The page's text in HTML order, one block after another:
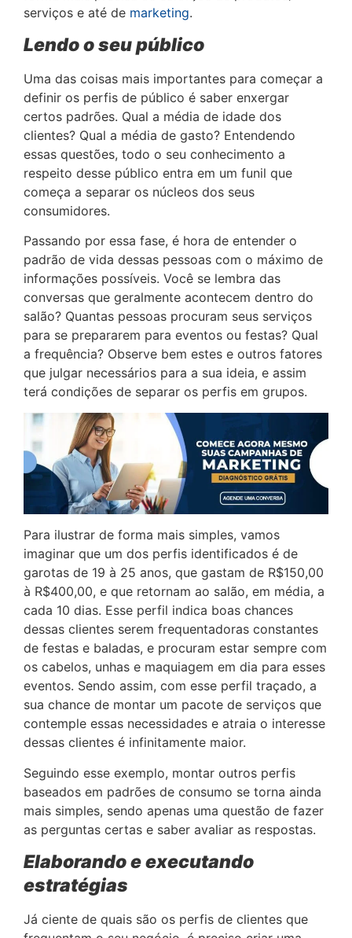
serviços e até de marketing.
Lendo o seu público
Uma das coisas mais importantes para começar a
definir os perfis de público é saber enxergar
certos padrões. Qual a média de idade dos
clientes? Qual a média de gasto? Entendendo
essas questões, todo o seu conhecimento a
respeito desse público entra em um funil que
começa a separar os núcleos dos seus
consumidores.
Passando por essa fase, é hora de entender o
padrão de vida dessas pessoas com o máximo de
informações possíveis. Você se lembra das
conversas que geralmente acontecem dentro do
salão? Quantas pessoas procuram seus serviços
para se prepararem para eventos ou festas? Qual
a frequência? Observe bem estes e outros fatores
que julgar necessários para a sua ideia, e assim
terá condições de separar os perfis em grupos.
Para ilustrar de forma mais simples, vamos
imaginar que um dos perfis identificados é de
garotas de 19 à 25 anos, que gastam de R$150,00
à R$400,00, e que retornam ao salão, em média, a
cada 10 dias. Esse perfil indica boas chances
dessas clientes serem frequentadoras constantes
de festas e baladas, e procuram estar sempre com
os cabelos, unhas e maquiagem em dia para esses
eventos. Sendo assim, com esse perfil traçado, a
sua chance de montar um pacote de serviços que
contemple essas necessidades e atraia o interesse
dessas clientes é infinitamente maior.
Seguindo esse exemplo, montar outros perfis
baseados em padrões de consumo se torna ainda
mais simples, sendo apenas uma questão de fazer
as perguntas certas e saber avaliar as respostas.
Elaborando e executando
estratégias
Já ciente de quais são os perfis de clientes que